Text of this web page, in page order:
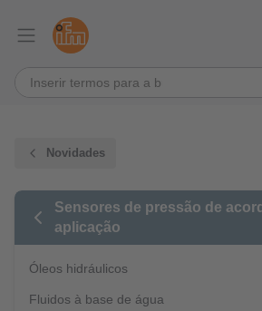
Novidades
Sensores de pressão de
aplicação
Óleos hidráulicos
Fluidos à base de água